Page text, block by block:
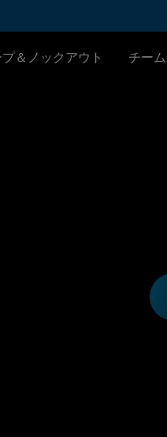
＆ノックアウト チーム